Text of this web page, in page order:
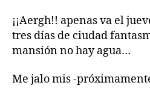
¡¡Aergh!! apenas va el
tres días de ciudad
mansión no hay agua…
Me jalo mis -